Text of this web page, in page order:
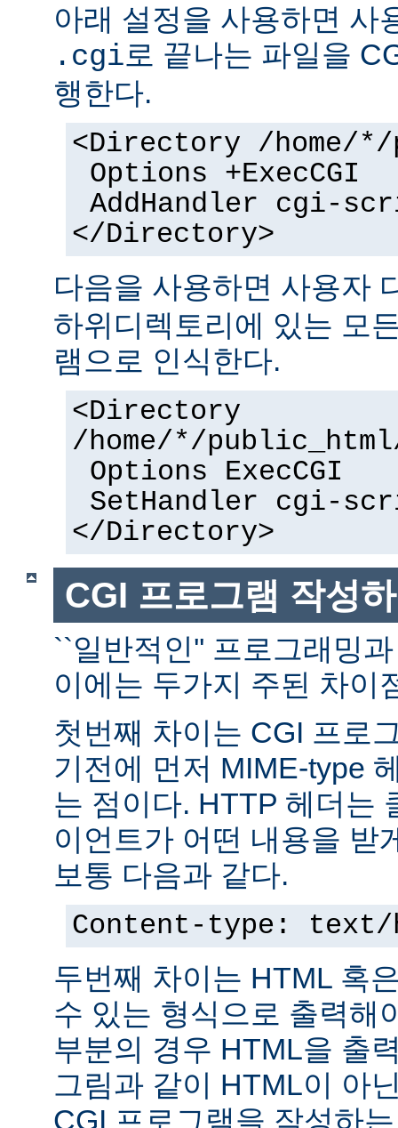
아래 설정을 사용하면 사
.cgi로 끝나는 파일을
행한다.
<Directory /home/
Options +ExecCGI
AddHandler cgi-
</Directory>
다음을 사용하면 사용자
하위디렉토리에 있는 모
램으로 인식한다.
<Directory
/home/*/
Options ExecCGI
SetHandler cgi-
</Directory>
CGI 프로그램 작성
``일반적인'' 프로그래밍
이에는 두가지 주된 차이
첫번째 차이는 CGI 프로
기전에 먼저 MIME-type
는 점이다. HTTP 헤더는
이언트가 어떤 내용을 받
보통 다음과 같다.
Content-type: text/
두번째 차이는 HTML 혹
수 있는 형식으로 출력해
부분의 경우 HTML을 출
그림과 같이 HTML이 아
CGI 프로그램을 작성하